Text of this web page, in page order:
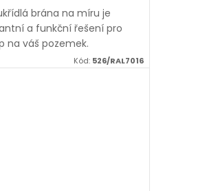
brána na míru je
a funkční řešení pro
na váš pozemek.
ji z kvalitních
Kód: 526/RAL7016